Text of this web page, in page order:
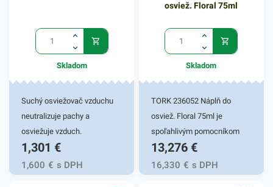
Skladom
Suchý osviežovač vzduchu
neutralizuje pachy a
osviežuje vzduch.
1,301 €
1,600 € s DPH
osviež. Floral 75ml
Skladom
TORK 236052 Náplň do
osviež. Floral 75ml je
spoľahlivým pomocníkom
pre príjemné vôňu vo vašej
kúpeľni či iného priestoru vo
vašej domácnosti. Náhradná
13,276 €
16,330 € s DPH